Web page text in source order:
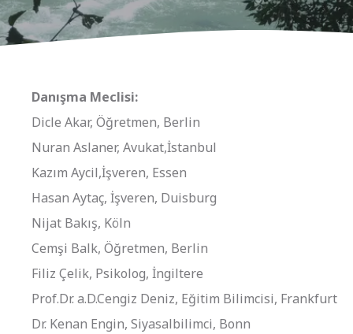
Danışma Meclisi:
Dicle Akar, Öğretmen, Berlin
Nuran Aslaner, Avukat,İstanbul
Kazım Aycil,İşveren, Essen
Hasan Aytaç, İşveren, Duisburg
Nijat Bakış, Köln
Cemşi Balk, Öğretmen, Berlin
Filiz Çelik, Psikolog, İngiltere
Prof.Dr. a.D.Cengiz Deniz, Eğitim Bilimcisi, Frankfurt
Dr. Kenan Engin, Siyasalbilimci, Bonn